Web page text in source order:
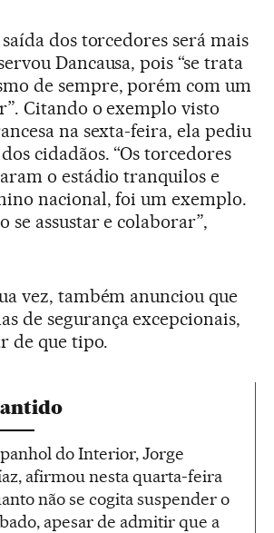
dos torcedores será mais
Dancausa, pois “se trata
de sempre, porém com um
Citando o exemplo visto
na sexta-feira, ela pediu
cidadãos. “Os torcedores
o estádio tranquilos e
nacional, foi um exemplo.
se assustar e colaborar”,
vez, também anunciou que
de segurança excepcionais,
de que tipo.
do Interior, Jorge
afirmou nesta quarta-feira
não se cogita suspender o
apesar de admitir que a